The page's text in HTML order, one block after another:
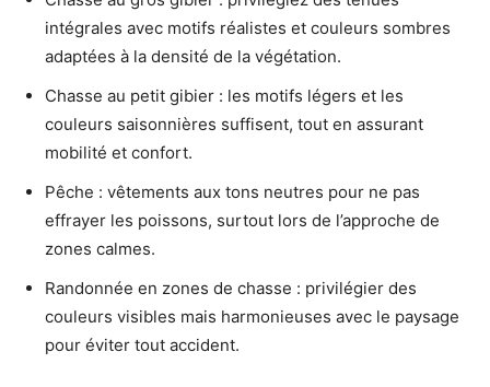
intégrales avec motifs réalistes et couleurs sombres
adaptées à la densité de la végétation.
Chasse au petit gibier : les motifs légers et les
couleurs saisonnières suffisent, tout en assurant
mobilité et confort.
Pêche : vêtements aux tons neutres pour ne pas
effrayer les poissons, surtout lors de l’approche de
zones calmes.
Randonnée en zones de chasse : privilégier des
couleurs visibles mais harmonieuses avec le paysage
pour éviter tout accident.